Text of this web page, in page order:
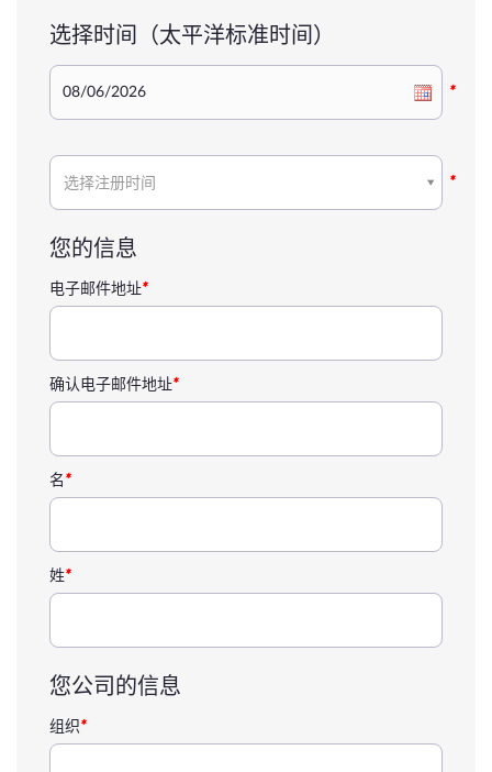
选择时间（太平洋标准时间）
*
选
注
时
选择注册时间 *
您的信息
电子邮件地址*
确认电子邮件地址*
名 *
姓*
您公司的信息
组织*